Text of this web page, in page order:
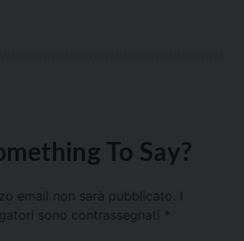
To Say?
email non sarà pubblicato.
sono contrassegnati *